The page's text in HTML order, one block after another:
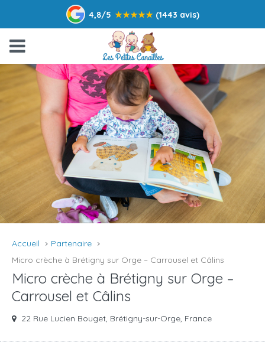
4,8/5 ★★★★★ (1443 avis)
Accueil
Partenaire
Micro crèche à Brétigny sur Orge – Carrousel et Câlins
Micro crèche à Brétigny sur Orge –
Carrousel et Câlins
22 Rue Lucien Bouget, Brétigny-sur-Orge, France